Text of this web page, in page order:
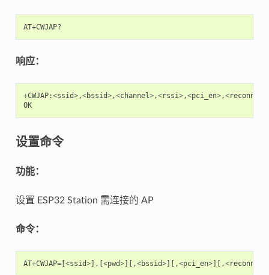
响应：
+CWJAP:<ssid>,<bssid>,<channel>,<rssi>,<pci_en>,<
OK
设置命令
功能：
设置 ESP32 Station 需连接的 AP
命令：
AT+CWJAP=[<ssid>],[<pwd>][,<bssid>][,<pci_en>][,<